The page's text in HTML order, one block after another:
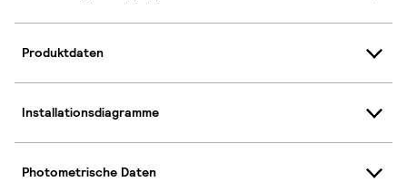
Produktdaten
Installationsdiagramme
Photometrische Daten